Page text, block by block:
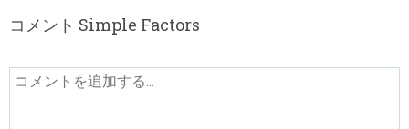
コメント Simple Factors